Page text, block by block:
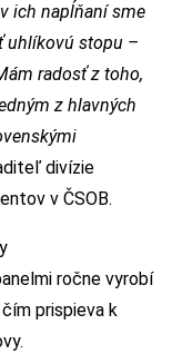
ich napĺňaní sme
uhlíkovú stopu –
radosť z toho,
z hlavných
divízie
v ČSOB.
ročne vyrobí
prispieva k